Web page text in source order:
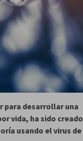
para desarrollar una
vida, ha sido creado
usando el virus de